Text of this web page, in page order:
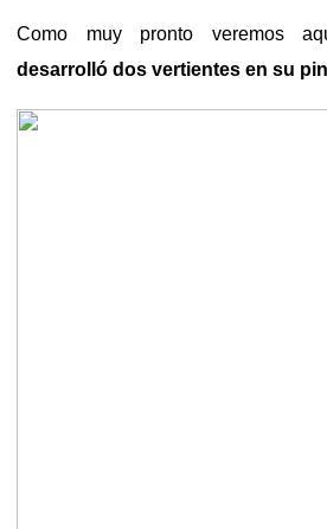
Como muy pronto veremos
desarrolló dos vertientes en su